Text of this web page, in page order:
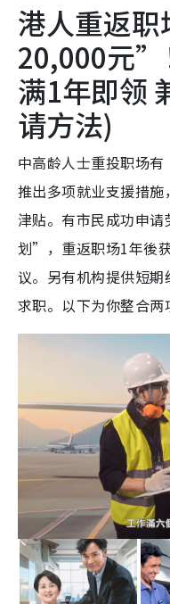
港人重返
20,000元”
满1年即领
请方法)
中高龄人士重投职场
推出多项就业支援措
津贴。有市民成功申
划”，重返职场1年後
议。另有机构提供短
求职。以下为你整合两